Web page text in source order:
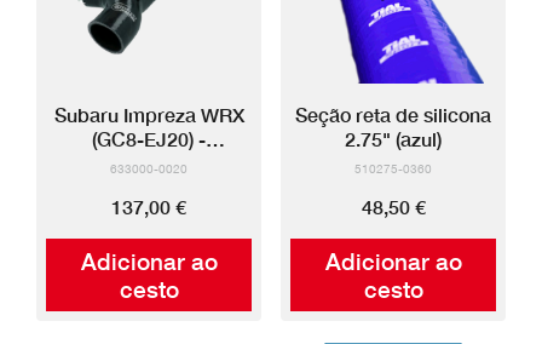
Adicionar ao
cesto
Subaru Impreza WRX
(GC8-EJ20) -
Mangueira entrada
633000-0020
137,00 €
Adicionar ao
cesto
Seção reta de silicona
2.75" (azul)
510275-0360
48,50 €